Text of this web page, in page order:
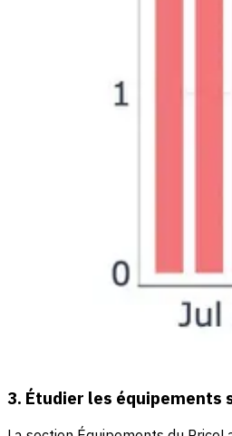
3. Étudier les équipements